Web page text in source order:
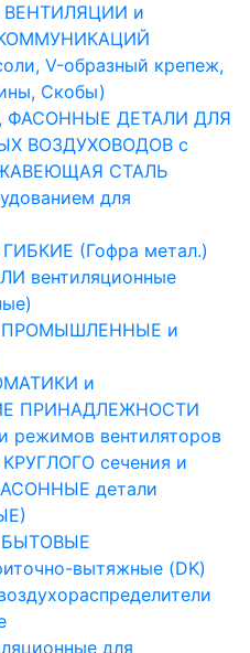
ВЕНТИЛЯЦИИ и
V-образный крепеж,
Скобы)
ФАСОННЫЕ ДЕТАЛИ ДЛЯ
ВОЗДУХОВОДОВ с
СТАЛЬ
для
(Гофра метал.)
вентиляционные
ПРОМЫШЛЕННЫЕ и
и
ПРИНАДЛЕЖНОСТИ
режимов вентиляторов
сечения и
детали
вытяжные (DK)
для